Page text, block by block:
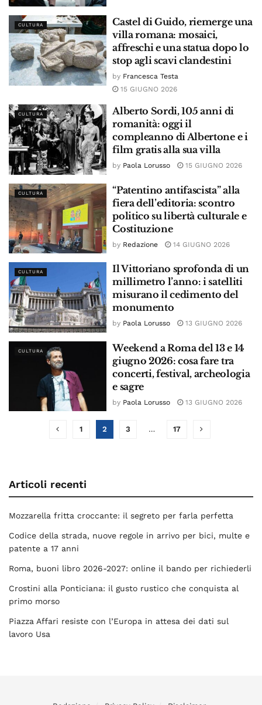
CULTURA
Castel di Guido, riemerge una
villa romana: mosaici,
affreschi e una statua dopo lo
stop agli scavi clandestini
by Francesca Testa
15 GIUGNO 2026
CULTURA
Alberto Sordi, 105 anni di
romanità: oggi il
compleanno di Albertone e i
film gratis alla sua villa
by Paola Lorusso 15 GIUGNO 2026
CULTURA
“Patentino antifascista” alla
fiera dell’editoria: scontro
politico su libertà culturale e
Costituzione
by Redazione 14 GIUGNO 2026
CULTURA
Il Vittoriano sprofonda di un
millimetro l’anno: i satelliti
misurano il cedimento del
monumento
by Paola Lorusso 13 GIUGNO 2026
CULTURA
Weekend a Roma del 13 e 14
giugno 2026: cosa fare tra
concerti, festival, archeologia
e sagre
by Paola Lorusso 13 GIUGNO 2026
1 2 3 … 17
Articoli recenti
Mozzarella fritta croccante: il segreto per farla perfetta
Codice della strada, nuove regole in arrivo per bici, multe e
patente a 17 anni
Roma, buoni libro 2026-2027: online il bando per richiederli
Crostini alla Ponticiana: il gusto rustico che conquista al
primo morso
Piazza Affari resiste con l’Europa in attesa dei dati sul
lavoro Usa